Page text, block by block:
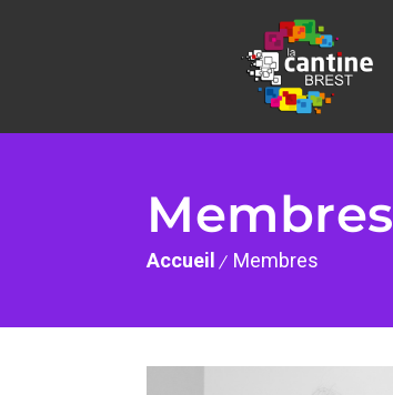
Membres
Accueil Membres